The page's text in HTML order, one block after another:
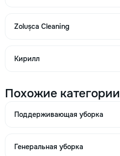
Zolușca Cleaning
Кирилл
Похожие категории
Поддерживающая уборка
Генеральная уборка